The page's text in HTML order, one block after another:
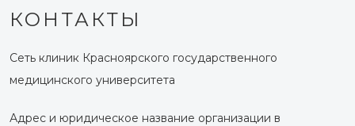
КОНТАКТЫ
Сеть клиник Красноярского государственного
медицинского университета
Адрес и юридическое название организации в